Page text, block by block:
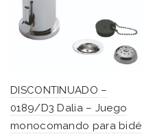
DISCONTINUADO –
0189/D3 Dalia – Juego
monocomando para bidé